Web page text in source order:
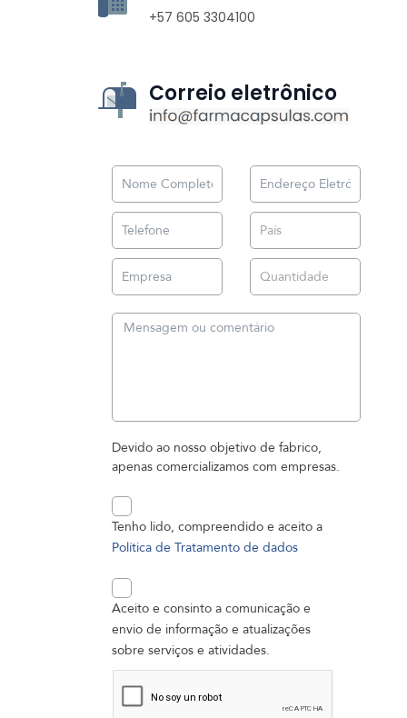
+57 605 3304100
Correio eletrônico
Devido ao nosso objetivo de fabrico,
apenas comercializamos com empresas.
Tenho lido, compreendido e aceito a
Política de Tratamento de dados
Aceito e consinto a comunicação e
envio de informação e atualizações
sobre serviços e atividades.